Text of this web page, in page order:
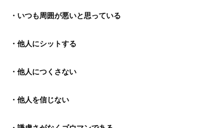
・いつも周囲が悪いと思っている
・他人にシットする
・他人につくさない
・他人を信じない